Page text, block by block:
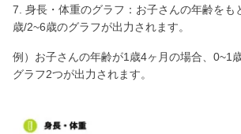
7. 身長・体重のグラフ：お子さんの年齢をも
歳/2~6歳のグラフが出力されます。
例）お子さんの年齢が1歳4ヶ月の場合、0~1
グラフ2つが出力されます。